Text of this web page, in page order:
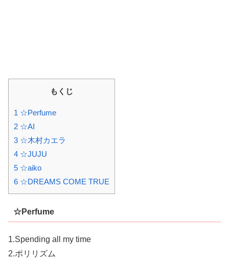
もくじ
1 ☆Perfume
2 ☆AI
3 ☆木村カエラ
4 ☆JUJU
5 ☆aiko
6 ☆DREAMS COME TRUE
☆Perfume
1.Spending all my time
2.ポリリズム